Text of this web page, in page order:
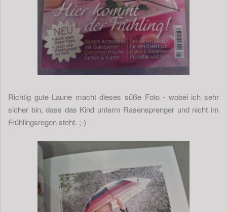
Richtig gute Laune macht dieses süße Foto - wobei ich sehr
sicher bin, dass das Kind unterm Rasensprenger und nicht im
Frühlingsregen steht. ;-)